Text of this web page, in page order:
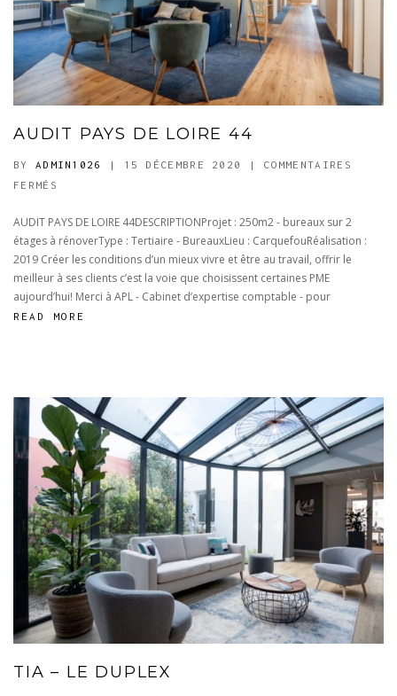
AUDIT PAYS DE LOIRE 44
BY ADMIN1026 | 15 DÉCEMBRE 2020 | COMMENTAIRES
FERMÉS
PAYS
DE
LOIRE
44
AUDIT PAYS DE LOIRE 44DESCRIPTIONProjet : 250m2 - bureaux sur 2
étages à rénoverType : Tertiaire - BureauxLieu : CarquefouRéalisation :
2019 Créer les conditions d’un mieux vivre et être au travail, offrir le
meilleur à ses clients c’est la voie que choisissent certaines PME
aujourd’hui! Merci à APL - Cabinet d’expertise comptable - pour
READ MORE
TIA – LE DUPLEX